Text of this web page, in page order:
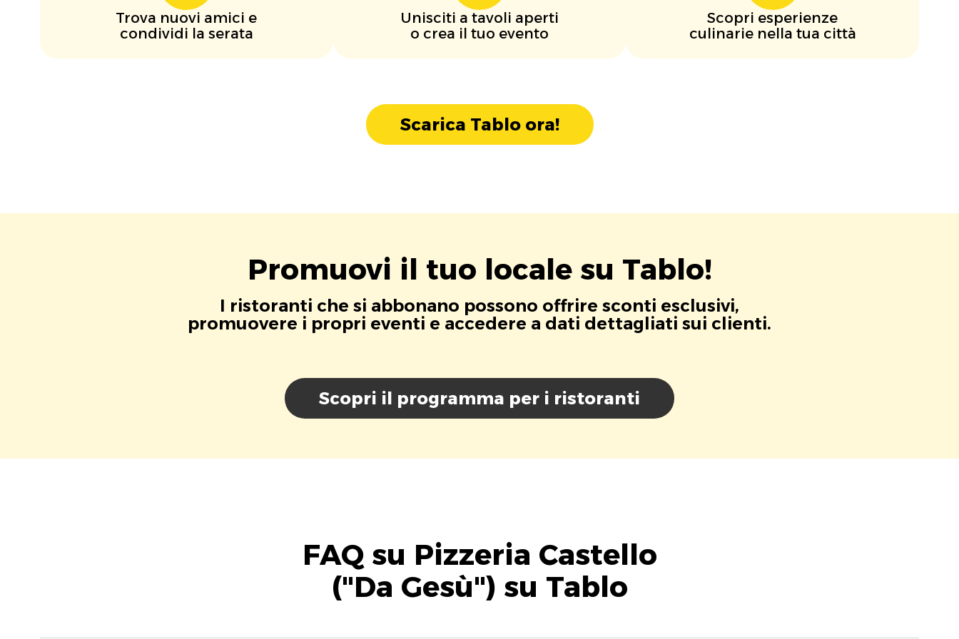
Trova nuovi amici e
condividi la serata
Unisciti a tavoli aperti
o crea il tuo evento
Scopri esperienze
culinarie nella tua città
Scarica Tablo ora!
Promuovi il tuo locale su Tablo!
I ristoranti che si abbonano possono offrire sconti esclusivi,
promuovere i propri eventi e accedere a dati dettagliati sui clienti.
Scopri il programma per i ristoranti
FAQ su Pizzeria Castello
("Da Gesù") su Tablo